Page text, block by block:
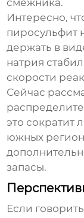
Интересно,
пиросульфит
держать в
натрия
скорости
Сейчас
это сократит
южных
запасы.
Если